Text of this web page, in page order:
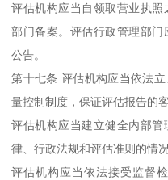
评估机构应当自领取营业执
部门备案。评估行政管理部
公告。
第十七条 评估机构应当依法
量控制制度，保证评估报告的
评估机构应当建立健全内部
律、行政法规和评估准则的情
评估机构应当依法接受监督